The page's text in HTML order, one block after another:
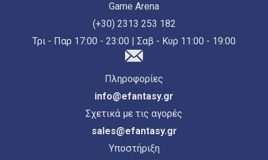
Game Arena
(+30) 2313 253 182
Τρι - Παρ 17:00 - 23:00 | Σαβ - Κυρ 11:00 - 19:00
Πληροφορίες
info@efantasy.gr
Σχετικά με τις αγορές
sales@efantasy.gr
Υποστήριξη